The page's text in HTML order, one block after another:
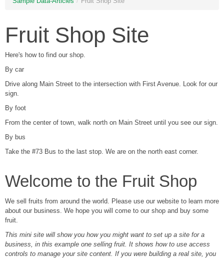
Fruit Shop Site
Here's how to find our shop.
By car
Drive along Main Street to the intersection with First Avenue. Look for our
sign.
By foot
From the center of town, walk north on Main Street until you see our sign.
By bus
Take the #73 Bus to the last stop. We are on the north east corner.
Welcome to the Fruit Shop
We sell fruits from around the world. Please use our website to learn more
about our business. We hope you will come to our shop and buy some
fruit.
This mini site will show you how you might want to set up a site for a
business, in this example one selling fruit. It shows how to use access
controls to manage your site content. If you were building a real site, you